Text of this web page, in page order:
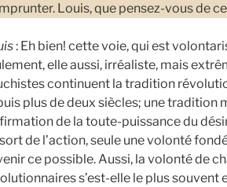
Louis, que pensez-vous de
: Eh bien! cette voie, qui est
elle aussi, irréaliste, mais
continuent la tradition
plus de deux siècles; une tradition
de la toute-puissance du
de l’action, seule une volonté
ce possible. Aussi, la volonté de
s’est-elle le plus souvent